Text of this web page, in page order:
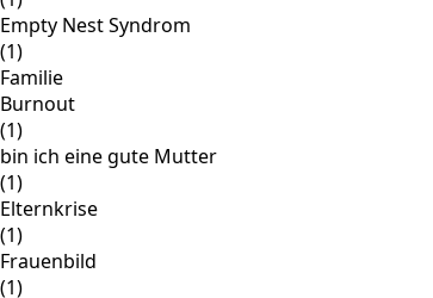
Empty Nest Syndrom
(1)
Familie
Burnout
(1)
bin ich eine gute Mutter
(1)
Elternkrise
(1)
Frauenbild
(1)